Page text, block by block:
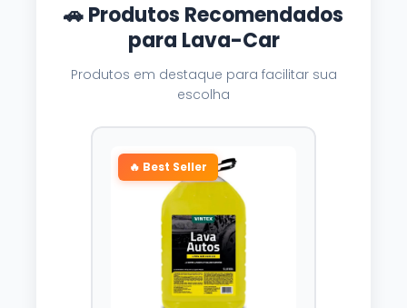
🚗 Produtos Recomendados
para Lava-Car
Produtos em destaque para facilitar sua
escolha
🔥 Best Seller